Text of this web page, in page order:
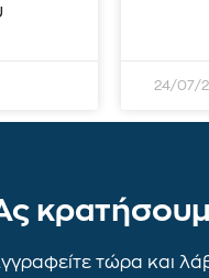
24/07/
τώρα και